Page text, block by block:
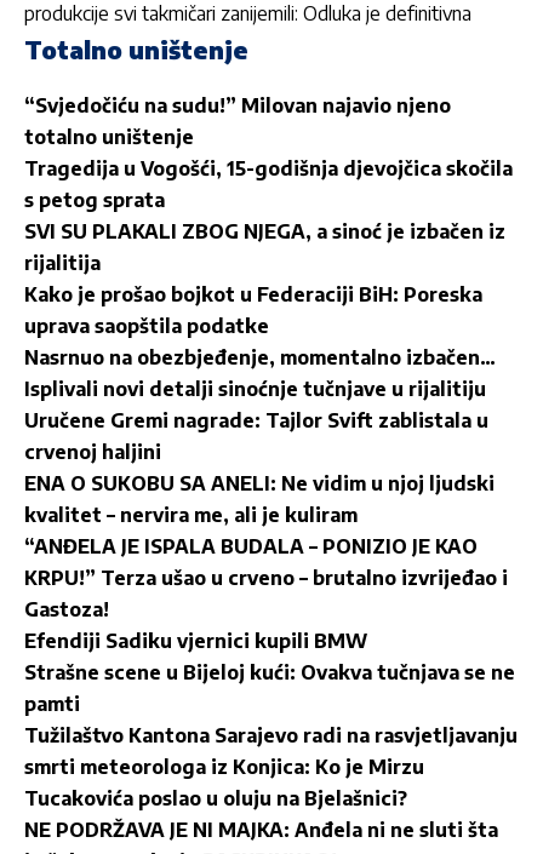
produkcije svi takmičari zanijemili: Odluka je definitivna
Totalno uništenje
“Svjedočiću na sudu!” Milovan najavio njeno
totalno uništenje
Tragedija u Vogošći, 15-godišnja djevojčica skočila
s petog sprata
SVI SU PLAKALI ZBOG NJEGA, a sinoć je izbačen iz
rijalitija
Kako je prošao bojkot u Federaciji BiH: Poreska
uprava saopštila podatke
Nasrnuo na obezbjeđenje, momentalno izbačen…
Isplivali novi detalji sinoćnje tučnjave u rijalitiju
Uručene Gremi nagrade: Tajlor Svift zablistala u
crvenoj haljini
ENA O SUKOBU SA ANELI: Ne vidim u njoj ljudski
kvalitet – nervira me, ali je kuliram
“ANĐELA JE ISPALA BUDALA – PONIZIO JE KAO
KRPU!” Terza ušao u crveno – brutalno izvrijeđao i
Gastoza!
Efendiji Sadiku vjernici kupili BMW
Strašne scene u Bijeloj kući: Ovakva tučnjava se ne
pamti
Tužilaštvo Kantona Sarajevo radi na rasvjetljavanju
smrti meteorologa iz Konjica: Ko je Mirzu
Tucakovića poslao u oluju na Bjelašnici?
NE PODRŽAVA JE NI MAJKA: Anđela ni ne sluti šta